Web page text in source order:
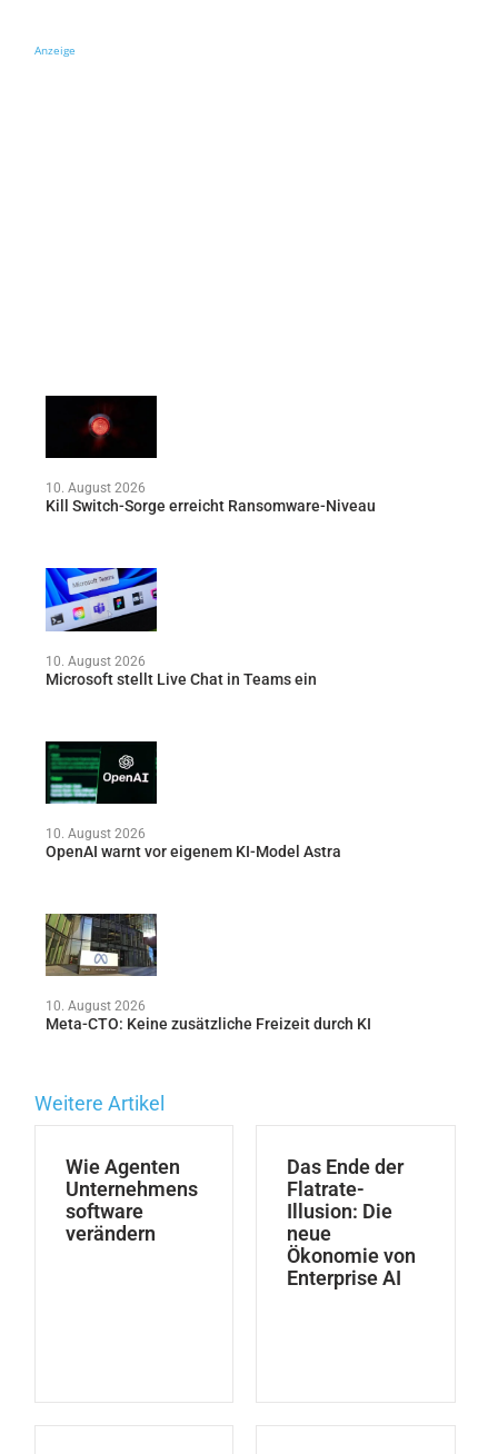
Anzeige
10. August 2026
Kill Switch-Sorge erreicht Ransomware-Niveau
10. August 2026
Microsoft stellt Live Chat in Teams ein
10. August 2026
OpenAI warnt vor eigenem KI-Model Astra
10. August 2026
Meta-CTO: Keine zusätzliche Freizeit durch KI
Weitere Artikel
Wie Agenten
Unternehmens
software
verändern
Das Ende der
Flatrate-
Illusion: Die
neue
Ökonomie von
Enterprise AI